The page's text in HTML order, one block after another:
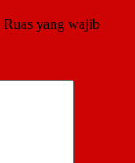
Ruas yang wajib